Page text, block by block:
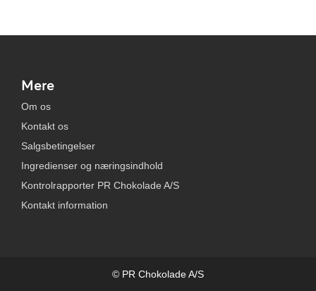
Mere
Om os
Kontakt os
Salgsbetingelser
Ingredienser og næringsindhold
Kontrolrapporter PR Chokolade A/S
Kontakt information
© PR Chokolade A/S